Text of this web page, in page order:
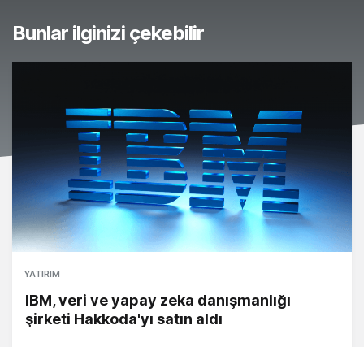
Bunlar ilginizi çekebilir
YATIRIM
IBM, veri ve yapay zeka danışmanlığı
şirketi Hakkoda'yı satın aldı